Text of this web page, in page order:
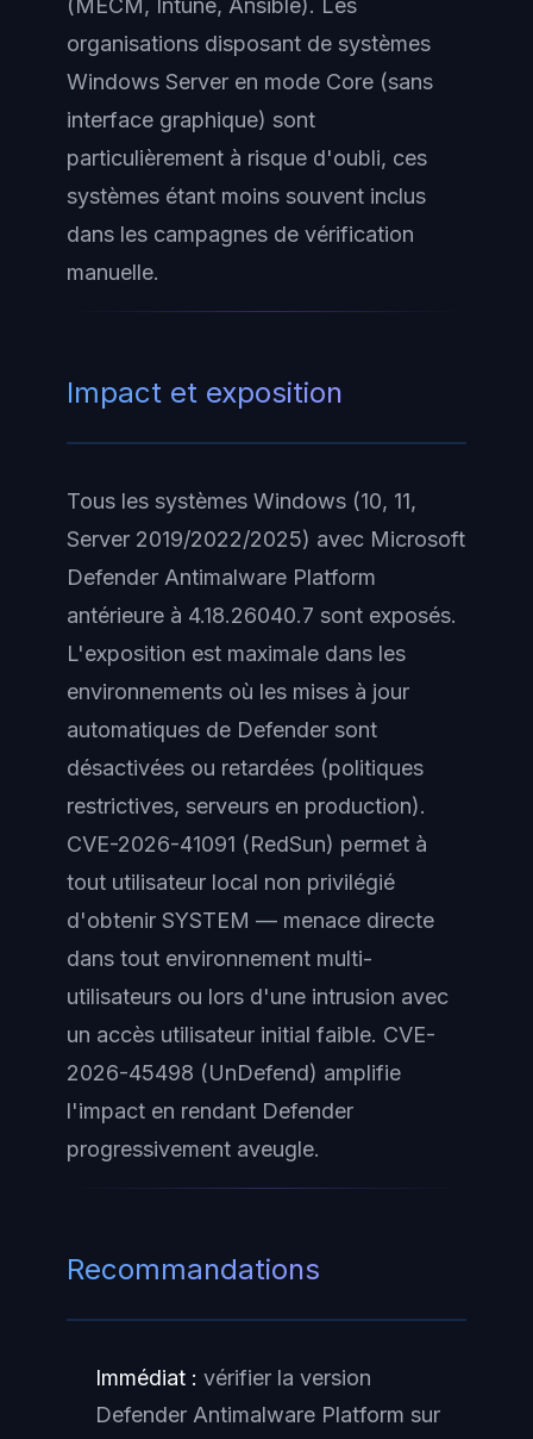
organisations disposant de systèmes
Windows Server en mode Core (sans
interface graphique) sont
particulièrement à risque d'oubli, ces
systèmes étant moins souvent inclus
dans les campagnes de vérification
manuelle.
Impact et exposition
Tous les systèmes Windows (10, 11,
Server 2019/2022/2025) avec Microsoft
Defender Antimalware Platform
antérieure à 4.18.26040.7 sont exposés.
L'exposition est maximale dans les
environnements où les mises à jour
automatiques de Defender sont
désactivées ou retardées (politiques
restrictives, serveurs en production).
CVE-2026-41091 (RedSun) permet à
tout utilisateur local non privilégié
d'obtenir SYSTEM — menace directe
dans tout environnement multi-
utilisateurs ou lors d'une intrusion avec
un accès utilisateur initial faible. CVE-
2026-45498 (UnDefend) amplifie
l'impact en rendant Defender
progressivement aveugle.
Recommandations
Immédiat : vérifier la version
Defender Antimalware Platform sur